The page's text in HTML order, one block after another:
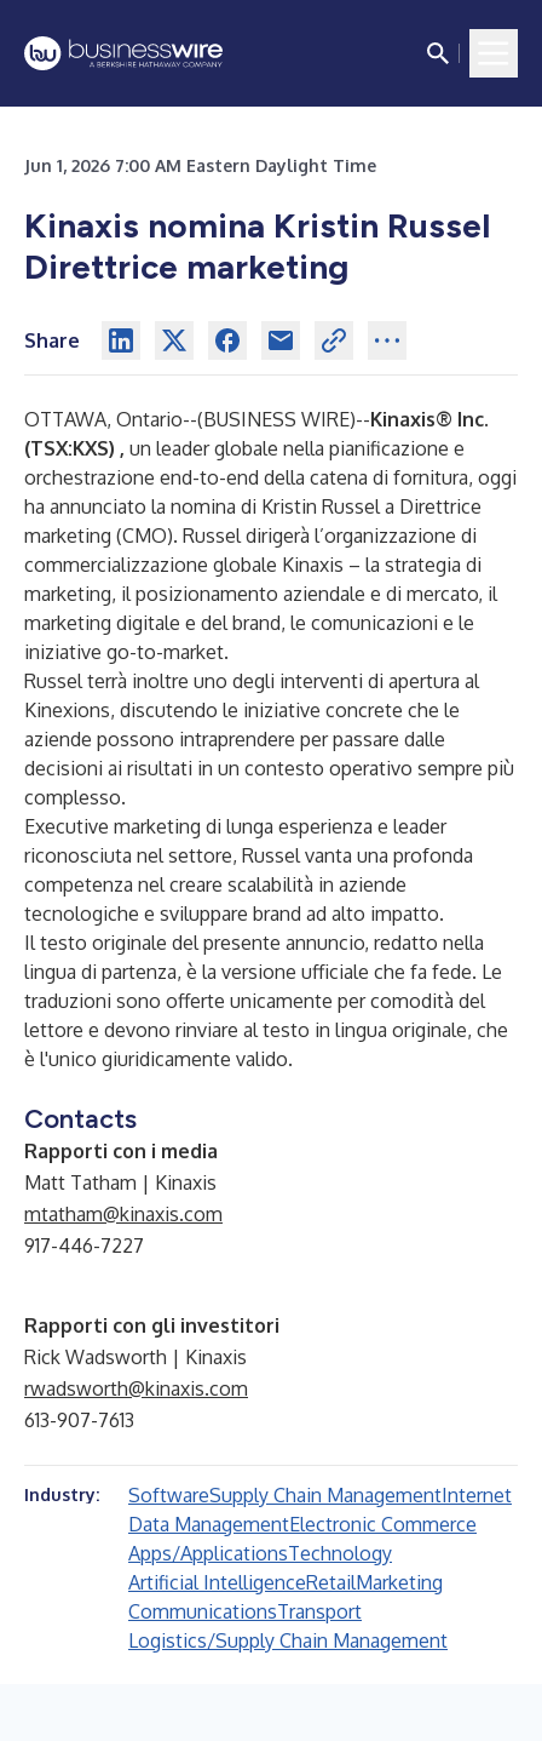
Jun 1, 2026 7:00 AM Eastern Daylight Time
Kinaxis nomina Kristin Russel
Direttrice marketing
Share
OTTAWA, Ontario--(BUSINESS WIRE)--Kinaxis® Inc.
(TSX:KXS) , un leader globale nella pianificazione e
orchestrazione end-to-end della catena di fornitura, oggi
ha annunciato la nomina di Kristin Russel a Direttrice
marketing (CMO). Russel dirigerà l’organizzazione di
commercializzazione globale Kinaxis – la strategia di
marketing, il posizionamento aziendale e di mercato, il
marketing digitale e del brand, le comunicazioni e le
iniziative go-to-market.
Russel terrà inoltre uno degli interventi di apertura al
Kinexions, discutendo le iniziative concrete che le
aziende possono intraprendere per passare dalle
decisioni ai risultati in un contesto operativo sempre più
complesso.
Executive marketing di lunga esperienza e leader
riconosciuta nel settore, Russel vanta una profonda
competenza nel creare scalabilità in aziende
tecnologiche e sviluppare brand ad alto impatto.
Il testo originale del presente annuncio, redatto nella
lingua di partenza, è la versione ufficiale che fa fede. Le
traduzioni sono offerte unicamente per comodità del
lettore e devono rinviare al testo in lingua originale, che
è l'unico giuridicamente valido.
Contacts
Rapporti con i media
Matt Tatham | Kinaxis
mtatham@kinaxis.com
917-446-7227
Rapporti con gli investitori
Rick Wadsworth | Kinaxis
rwadsworth@kinaxis.com
613-907-7613
Industry: SoftwareSupply Chain ManagementInternet
Data ManagementElectronic Commerce
Apps/ApplicationsTechnology
Artificial IntelligenceRetailMarketing
CommunicationsTransport
Logistics/Supply Chain Management